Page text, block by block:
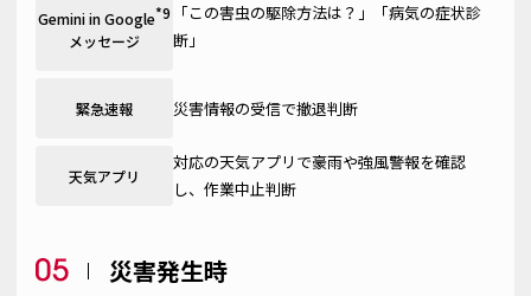
Gemini in Google*9
メッセージ
「この害虫の駆除方法は？」「病気の症状診
断」
緊急速報 災害情報の受信で撤退判断
天気アプリ
対応の天気アプリで豪雨や強風警報を確認
し、作業中止判断
災害発生時